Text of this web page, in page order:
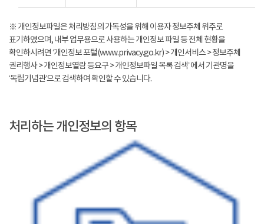
※ 개인정보파일은 처리방침의 가독성을 위해 이용자 정보주체 위주로
표기하였으며, 내부 업무용으로 사용하는 개인정보 파일 등 전체 현황을
확인하시려면 ‘개인정보 포털(www.privacy.go.kr) > 개인서비스 > 정보주체
권리행사 > 개인정보열람 등요구 > 개인정보파일 목록 검색’ 에서 기관명을
‘독립기념관’으로 검색하여 확인할 수 있습니다.
처리하는 개인정보의 항목